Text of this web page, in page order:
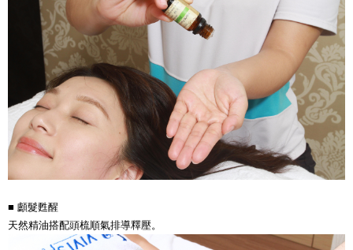
■ 顱髮甦醒
天然精油搭配頭梳順氣排導釋壓。